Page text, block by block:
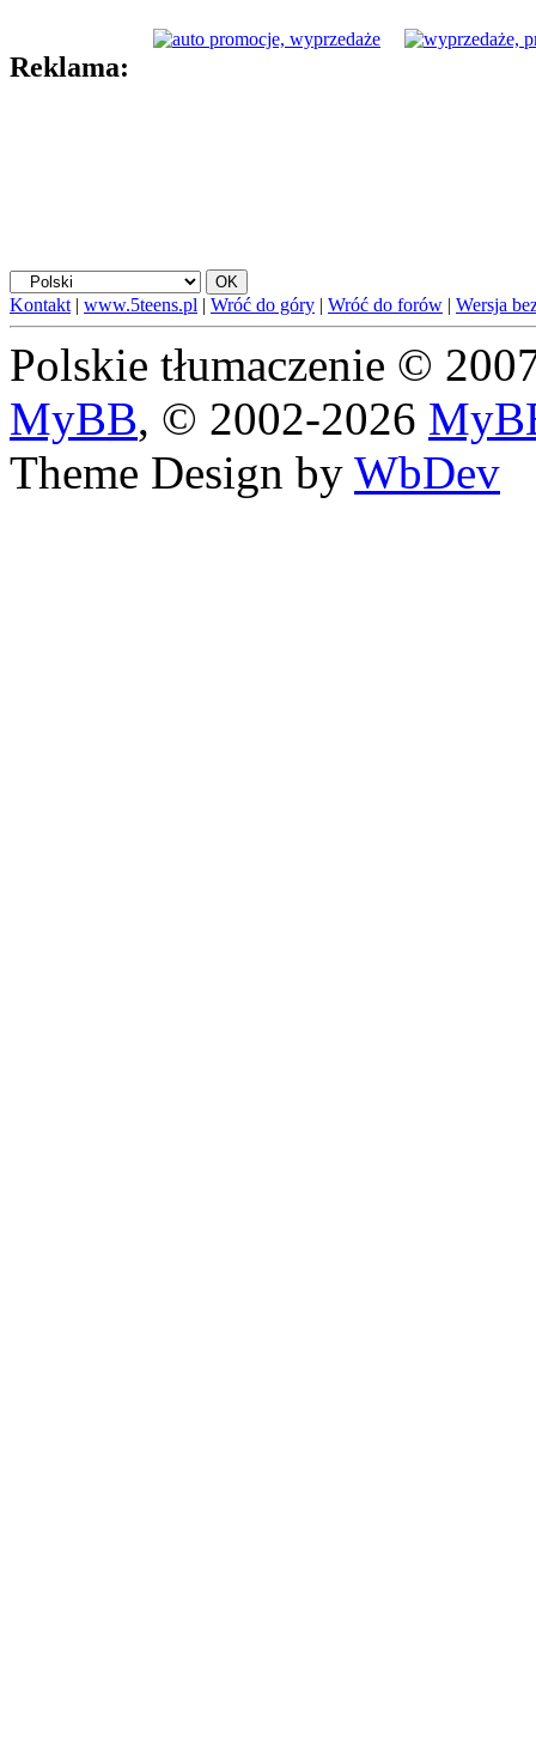
Reklama:
Kontakt | www.5teens.pl | Wróć do góry | Wróć do forów | Wersja
Polskie tłumaczenie ©
MyBB, © 2002-2026
Theme Design by WbDev